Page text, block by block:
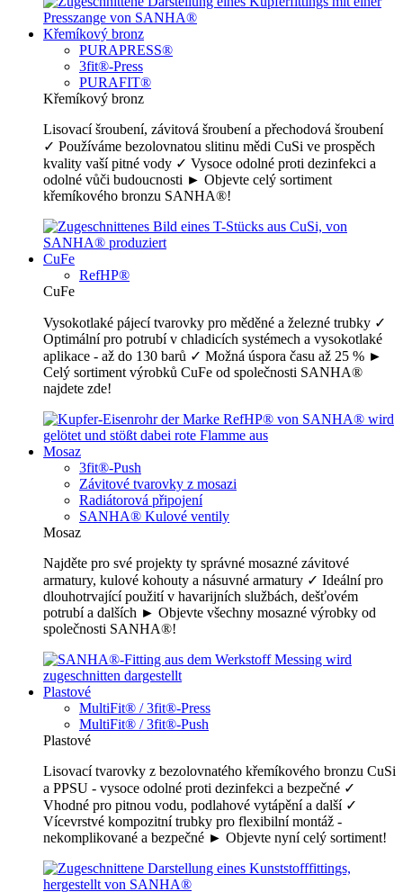
Křemíkový bronz
PURAPRESS®
3fit®-Press
PURAFIT®
Křemíkový bronz
Lisovací šroubení, závitová šroubení a přechodová šroubení
✓ Používáme bezolovnatou slitinu mědi CuSi ve prospěch
kvality vaší pitné vody ✓ Vysoce odolné proti dezinfekci a
odolné vůči budoucnosti ► Objevte celý sortiment
křemíkového bronzu SANHA®!
CuFe
RefHP®
CuFe
Vysokotlaké pájecí tvarovky pro měděné a železné trubky ✓
Optimální pro potrubí v chladicích systémech a vysokotlaké
aplikace - až do 130 barů ✓ Možná úspora času až 25 % ►
Celý sortiment výrobků CuFe od společnosti SANHA®
najdete zde!
Mosaz
3fit®-Push
Závitové tvarovky z mosazi
Radiátorová připojení
SANHA® Kulové ventily
Mosaz
Najděte pro své projekty ty správné mosazné závitové
armatury, kulové kohouty a násuvné armatury ✓ Ideální pro
dlouhotrvající použití v havarijních službách, dešťovém
potrubí a dalších ► Objevte všechny mosazné výrobky od
společnosti SANHA®!
Plastové
MultiFit® / 3fit®-Press
MultiFit® / 3fit®-Push
Plastové
Lisovací tvarovky z bezolovnatého křemíkového bronzu CuSi
a PPSU - vysoce odolné proti dezinfekci a bezpečné ✓
Vhodné pro pitnou vodu, podlahové vytápění a další ✓
Vícevrstvé kompozitní trubky pro flexibilní montáž -
nekomplikované a bezpečné ► Objevte nyní celý sortiment!